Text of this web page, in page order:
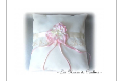
(22)
Tambour